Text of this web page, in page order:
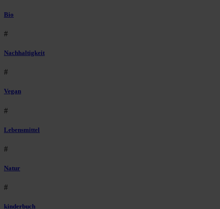
Bio
#
Nachhaltigkeit
#
Vegan
#
Lebensmittel
#
Natur
#
kinderbuch